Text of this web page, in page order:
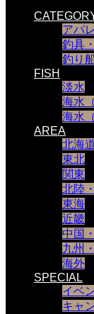
アパ
釣具
釣り
FISH
淡水
海水
海水
AREA
北海
東北
関東
北陸
東海
近畿
中国
九州
海外
SPECIAL
イベ
キャ